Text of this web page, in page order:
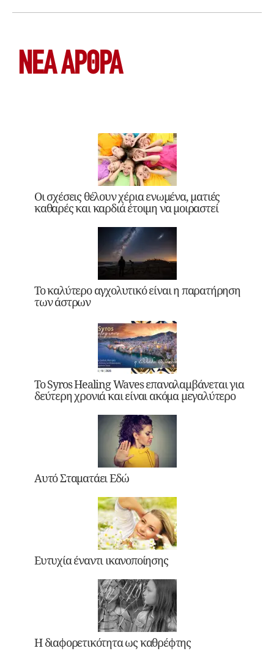
ΝΕΑ ΆΡΘΡΑ
Οι σχέσεις θέλουν χέρια ενωμένα, ματιές
καθαρές και καρδιά έτοιμη να μοιραστεί
Το καλύτερο αγχολυτικό είναι η παρατήρηση
των άστρων
Το Syros Healing Waves επαναλαμβάνεται για
δεύτερη χρονιά και είναι ακόμα μεγαλύτερο
Αυτό Σταματάει Εδώ
Ευτυχία έναντι ικανοποίησης
Η διαφορετικότητα ως καθρέφτης